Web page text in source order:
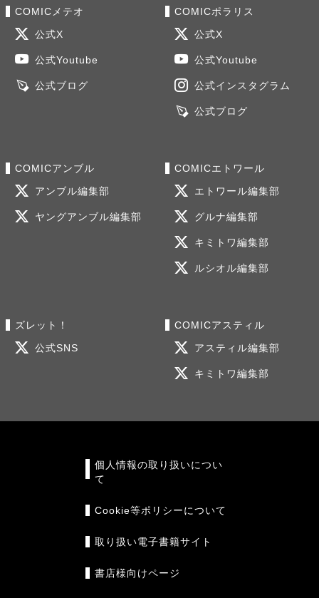
COMICメテオ
公式X
公式Youtube
公式ブログ
COMICポラリス
公式X
公式Youtube
公式インスタグラム
公式ブログ
COMICアンブル
アンブル編集部
ヤングアンブル編集部
COMICエトワール
エトワール編集部
グルナ編集部
キミトワ編集部
ルシオル編集部
ズレット！
公式SNS
COMICアスティル
アスティル編集部
キミトワ編集部
個人情報の取り扱いについ
て
Cookie等ポリシーについて
取り扱い電子書籍サイト
書店様向けページ